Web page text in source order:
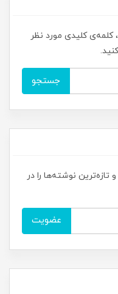
کلیدی مورد نظر
جستجو
نوشته‌ها را در
عضویت